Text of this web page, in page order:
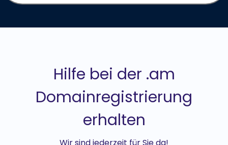
Hilfe bei der .am
Domainregistrierung
erhalten